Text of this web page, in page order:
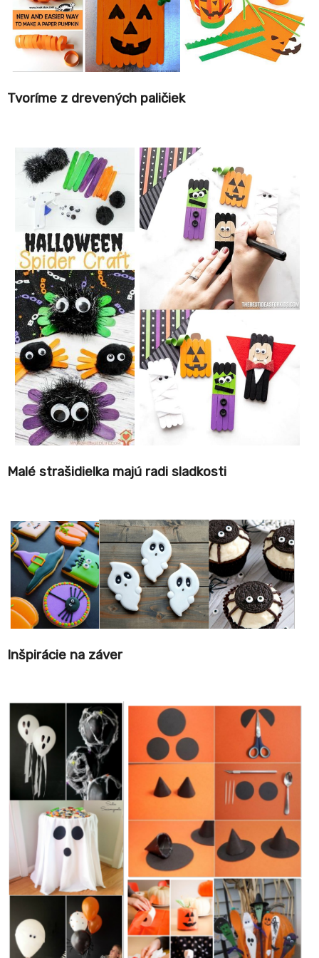
Tvoríme z drevených paličiek
Malé strašidielka majú radi sladkosti
Inšpirácie na záver